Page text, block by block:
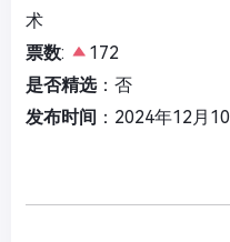
术
票数:
172
是否精选：否
发布时间 ：2024年12月